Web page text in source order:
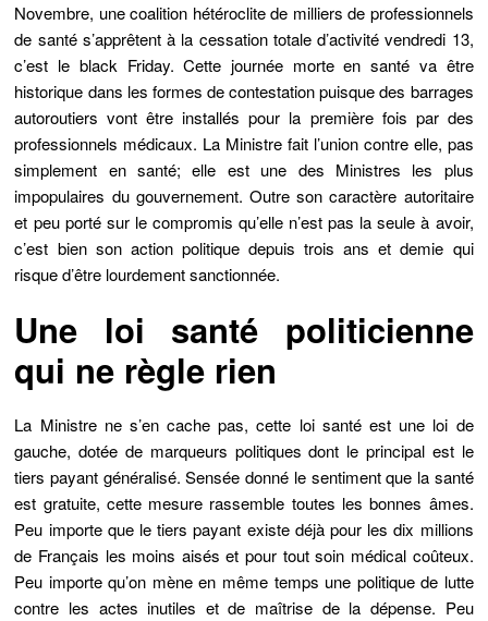
Novembre, une coalition hétéroclite de milliers de professionnels
de santé s’apprêtent à la cessation totale d’activité vendredi 13,
c’est le black Friday. Cette journée morte en santé va être
historique dans les formes de contestation puisque des barrages
autoroutiers vont être installés pour la première fois par des
professionnels médicaux. La Ministre fait l’union contre elle, pas
simplement en santé; elle est une des Ministres les plus
impopulaires du gouvernement. Outre son caractère autoritaire
et peu porté sur le compromis qu’elle n’est pas la seule à avoir,
c’est bien son action politique depuis trois ans et demie qui
risque d’être lourdement sanctionnée.
Une loi santé politicienne
qui ne règle rien
La Ministre ne s’en cache pas, cette loi santé est une loi de
gauche, dotée de marqueurs politiques dont le principal est le
tiers payant généralisé. Sensée donné le sentiment que la santé
est gratuite, cette mesure rassemble toutes les bonnes âmes.
Peu importe que le tiers payant existe déjà pour les dix millions
de Français les moins aisés et pour tout soin médical coûteux.
Peu importe qu’on mène en même temps une politique de lutte
contre les actes inutiles et de maîtrise de la dépense. Peu